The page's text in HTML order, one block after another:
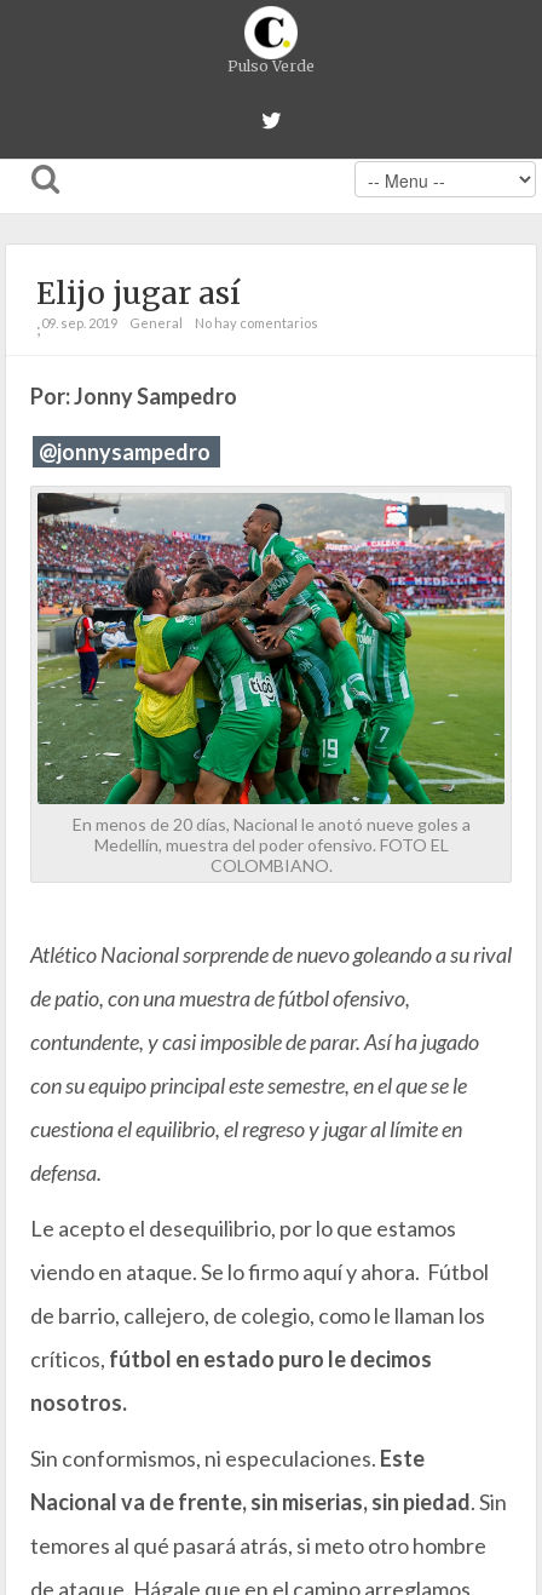
Pulso Verde
Elijo jugar así
;09. sep. 2019 General No hay comentarios
Por: Jonny Sampedro
@jonnysampedro
En menos de 20 días, Nacional le anotó nueve goles a
Medellín, muestra del poder ofensivo. FOTO EL
COLOMBIANO.
Atlético Nacional sorprende de nuevo goleando a su rival
de patio, con una muestra de fútbol ofensivo,
contundente, y casi imposible de parar. Así ha jugado
con su equipo principal este semestre, en el que se le
cuestiona el equilibrio, el regreso y jugar al límite en
defensa.
Le acepto el desequilibrio, por lo que estamos
viendo en ataque. Se lo firmo aquí y ahora. Fútbol
de barrio, callejero, de colegio, como le llaman los
críticos, fútbol en estado puro le decimos
nosotros.
Sin conformismos, ni especulaciones. Este
Nacional va de frente, sin miserias, sin piedad. Sin
temores al qué pasará atrás, si meto otro hombre
de ataque. Hágale que en el camino arreglamos.